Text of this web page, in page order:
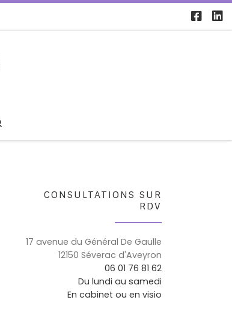
CONSULTATIONS SUR
RDV
17 avenue du Général De Gaulle
12150 Séverac d'Aveyron
06 01 76 81 62
Du lundi au samedi
En cabinet ou en visio